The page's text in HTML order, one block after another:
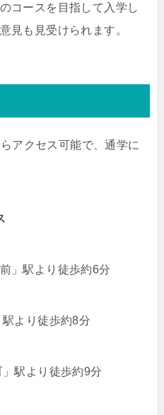
コースを目指して入学し
見も見受けられます。
アクセス可能で、通学に
」駅より徒歩約6分
より徒歩約8分
駅より徒歩約9分